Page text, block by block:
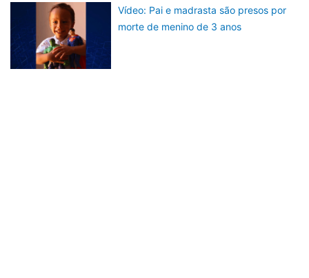
Vídeo: Pai e madrasta são presos por
morte de menino de 3 anos